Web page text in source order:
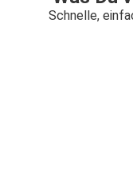
Schnelle,